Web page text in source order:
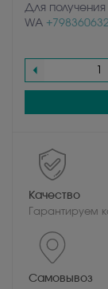
Для
WA
Качество
Гарантируем
Самовывоз